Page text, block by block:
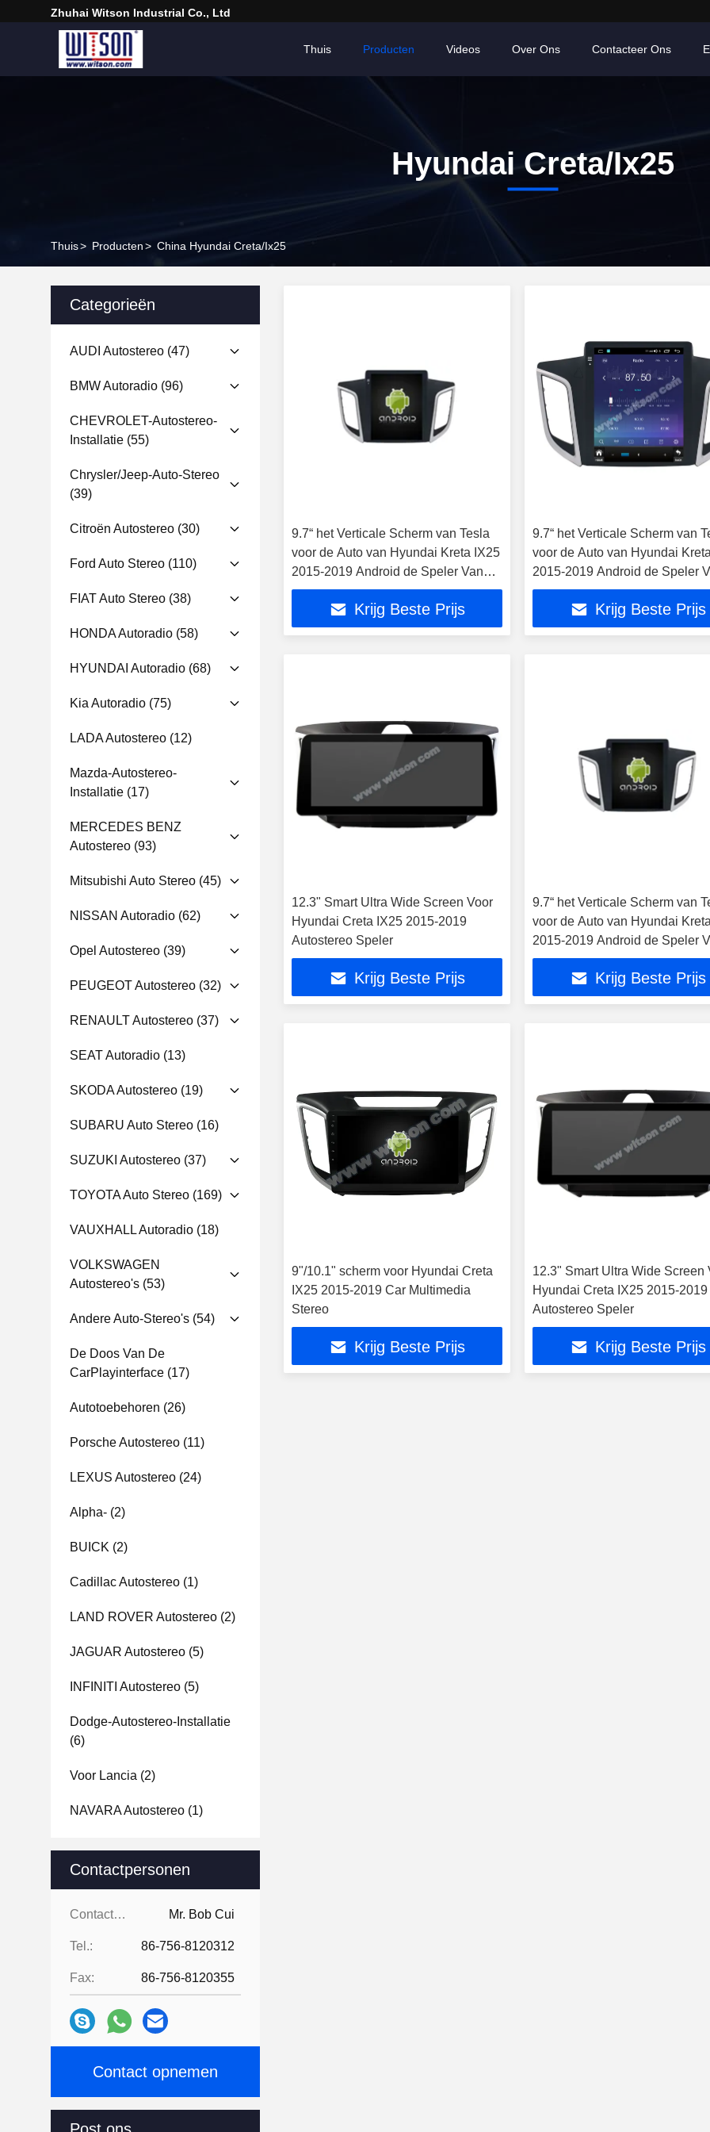
Zhuhai Witson Industrial Co., Ltd
Thuis Producten Videos Over Ons Contacteer Ons
Hyundai Creta/Ix25
Thuis> Producten> China Hyundai Creta/Ix25
Categorieën
AUDI Autostereo (47)
BMW Autoradio (96)
CHEVROLET-Autostereo-
Installatie (55)
Chrysler/Jeep-Auto-Stereo
(39)
Citroën Autostereo (30)
Ford Auto Stereo (110)
FIAT Auto Stereo (38)
HONDA Autoradio (58)
HYUNDAI Autoradio (68)
Kia Autoradio (75)
LADA Autostereo (12)
Mazda-Autostereo-
Installatie (17)
MERCEDES BENZ
Autostereo (93)
Mitsubishi Auto Stereo (45)
NISSAN Autoradio (62)
Opel Autostereo (39)
PEUGEOT Autostereo (32)
RENAULT Autostereo (37)
SEAT Autoradio (13)
SKODA Autostereo (19)
SUBARU Auto Stereo (16)
SUZUKI Autostereo (37)
TOYOTA Auto Stereo (169)
VAUXHALL Autoradio (18)
VOLKSWAGEN
Autostereo's (53)
Andere Auto-Stereo's (54)
De Doos Van De
CarPlayinterface (17)
Autotoebehoren (26)
Porsche Autostereo (11)
LEXUS Autostereo (24)
Alpha- (2)
BUICK (2)
Cadillac Autostereo (1)
LAND ROVER Autostereo (2)
JAGUAR Autostereo (5)
INFINITI Autostereo (5)
Dodge-Autostereo-Installatie
(6)
Voor Lancia (2)
NAVARA Autostereo (1)
Contactpersonen
Contactpersonen: Mr. Bob Cui
Tel.: 86-756-8120312
Fax: 86-756-8120355
Contact opnemen
9.7“ het Verticale Scherm van Tesla
voor de Auto van Hyundai Kreta IX25
2015-2019 Android de Speler Van
verschillende media
Krijg Beste Prijs
9.7“ het Verticale Scherm van
voor de Auto van Hyundai
2015-2019 Android de Speler
verschillende media
Krijg Beste Prijs
12.3" Smart Ultra Wide Screen Voor
Hyundai Creta IX25 2015-2019
Autostereo Speler
Krijg Beste Prijs
9.7“ het Verticale Scherm van
voor de Auto van Hyundai
2015-2019 Android de Speler
verschillende media
Krijg Beste Prijs
9"/10.1" scherm voor Hyundai Creta
IX25 2015-2019 Car Multimedia
Stereo
Krijg Beste Prijs
12.3" Smart Ultra Wide Screen
Hyundai Creta IX25 2015-2019
Autostereo Speler
Krijg Beste Prijs